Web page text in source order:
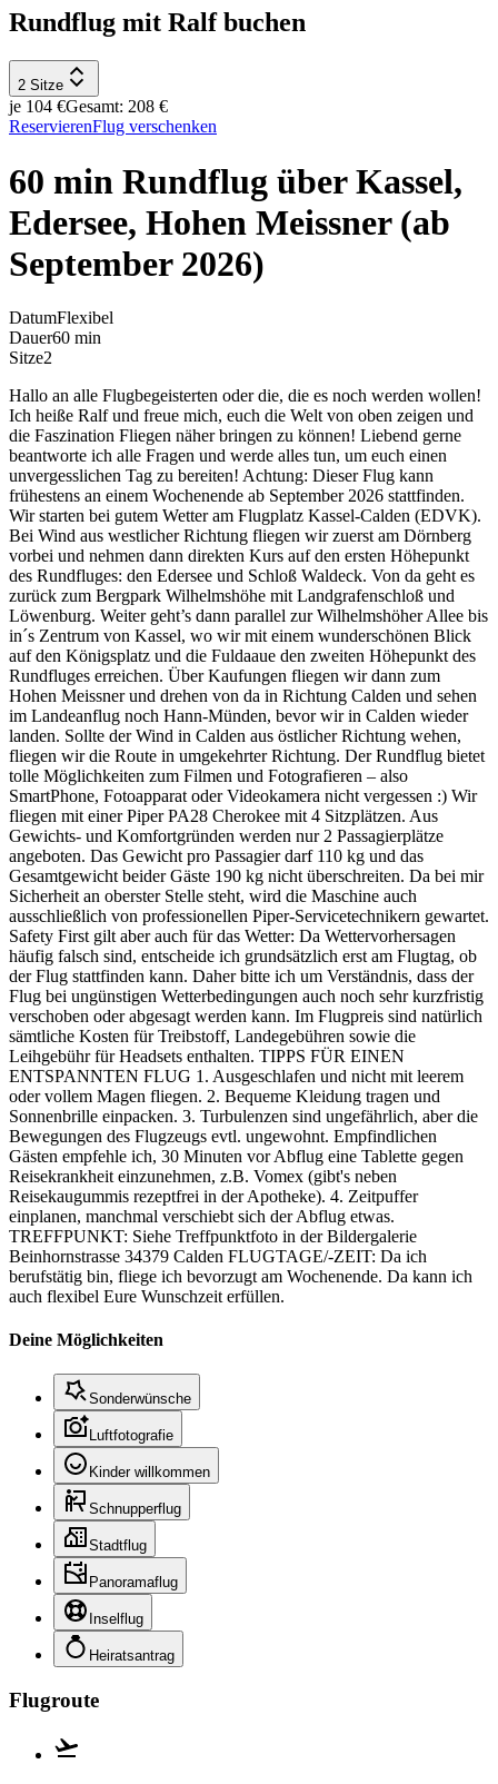
Rundflug mit Ralf buchen
2 Sitze
je 104 €Gesamt: 208 €
ReservierenFlug verschenken
60 min Rundflug über Kassel,
Edersee, Hohen Meissner (ab
September 2026)
DatumFlexibel
Dauer60 min
Sitze2
Hallo an alle Flugbegeisterten oder die, die es noch werden wollen!
Ich heiße Ralf und freue mich, euch die Welt von oben zeigen und
die Faszination Fliegen näher bringen zu können! Liebend gerne
beantworte ich alle Fragen und werde alles tun, um euch einen
unvergesslichen Tag zu bereiten! Achtung: Dieser Flug kann
frühestens an einem Wochenende ab September 2026 stattfinden.
Wir starten bei gutem Wetter am Flugplatz Kassel-Calden (EDVK).
Bei Wind aus westlicher Richtung fliegen wir zuerst am Dörnberg
vorbei und nehmen dann direkten Kurs auf den ersten Höhepunkt
des Rundfluges: den Edersee und Schloß Waldeck. Von da geht es
zurück zum Bergpark Wilhelmshöhe mit Landgrafenschloß und
Löwenburg. Weiter geht’s dann parallel zur Wilhelmshöher Allee bis
in´s Zentrum von Kassel, wo wir mit einem wunderschönen Blick
auf den Königsplatz und die Fuldaaue den zweiten Höhepunkt des
Rundfluges erreichen. Über Kaufungen fliegen wir dann zum
Hohen Meissner und drehen von da in Richtung Calden und sehen
im Landeanflug noch Hann-Münden, bevor wir in Calden wieder
landen. Sollte der Wind in Calden aus östlicher Richtung wehen,
fliegen wir die Route in umgekehrter Richtung. Der Rundflug bietet
tolle Möglichkeiten zum Filmen und Fotografieren – also
SmartPhone, Fotoapparat oder Videokamera nicht vergessen :) Wir
fliegen mit einer Piper PA28 Cherokee mit 4 Sitzplätzen. Aus
Gewichts- und Komfortgründen werden nur 2 Passagierplätze
angeboten. Das Gewicht pro Passagier darf 110 kg und das
Gesamtgewicht beider Gäste 190 kg nicht überschreiten. Da bei mir
Sicherheit an oberster Stelle steht, wird die Maschine auch
ausschließlich von professionellen Piper-Servicetechnikern gewartet.
Safety First gilt aber auch für das Wetter: Da Wettervorhersagen
häufig falsch sind, entscheide ich grundsätzlich erst am Flugtag, ob
der Flug stattfinden kann. Daher bitte ich um Verständnis, dass der
Flug bei ungünstigen Wetterbedingungen auch noch sehr kurzfristig
verschoben oder abgesagt werden kann. Im Flugpreis sind natürlich
sämtliche Kosten für Treibstoff, Landegebühren sowie die
Leihgebühr für Headsets enthalten. TIPPS FÜR EINEN
ENTSPANNTEN FLUG 1. Ausgeschlafen und nicht mit leerem
oder vollem Magen fliegen. 2. Bequeme Kleidung tragen und
Sonnenbrille einpacken. 3. Turbulenzen sind ungefährlich, aber die
Bewegungen des Flugzeugs evtl. ungewohnt. Empfindlichen
Gästen empfehle ich, 30 Minuten vor Abflug eine Tablette gegen
Reisekrankheit einzunehmen, z.B. Vomex (gibt's neben
Reisekaugummis rezeptfrei in der Apotheke). 4. Zeitpuffer
einplanen, manchmal verschiebt sich der Abflug etwas.
TREFFPUNKT: Siehe Treffpunktfoto in der Bildergalerie
Beinhornstrasse 34379 Calden FLUGTAGE/-ZEIT: Da ich
berufstätig bin, fliege ich bevorzugt am Wochenende. Da kann ich
auch flexibel Eure Wunschzeit erfüllen.
Deine Möglichkeiten
Sonderwünsche
Luftfotografie
Kinder willkommen
Schnupperflug
Stadtflug
Panoramaflug
Inselflug
Heiratsantrag
Flugroute